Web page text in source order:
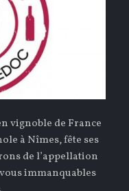
vignoble de France
à Nîmes, fête ses
de l’appellation
immanquables